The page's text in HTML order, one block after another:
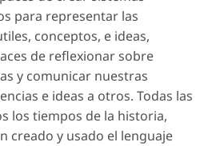
para representar las
conceptos, e ideas,
de reflexionar sobre
y comunicar nuestras
e ideas a otros. Todas las
los tiempos de la historia,
creado y usado el lenguaje